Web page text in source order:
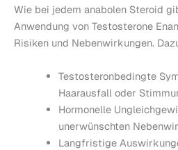
Wie bei jedem anabolen Steroid
Anwendung von Testosterone
Risiken und Nebenwirkungen.
Testosteronbedingte
Haarausfall oder
Hormonelle
unerwünschten
Langfristige